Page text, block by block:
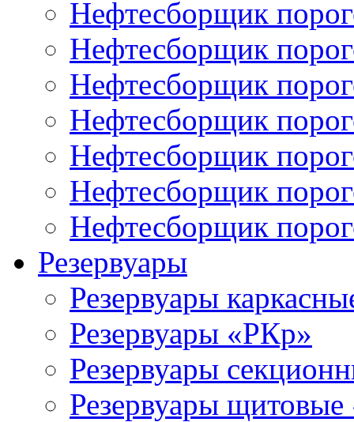
Нефтесборщик
Нефтесборщик
Нефтесборщик
Нефтесборщик
Нефтесборщик
Нефтесборщик
Нефтесборщик
Резервуары
Резервуары
Резервуары «РКр»
Резервуары
Резервуары